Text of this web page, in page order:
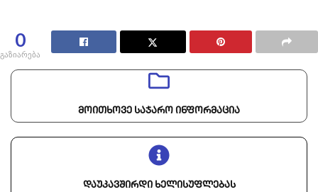
0
გაზიარება
მოითხოვე საჯარო ინფორმაცია
დაუკავშირდი ხელისუფლებას